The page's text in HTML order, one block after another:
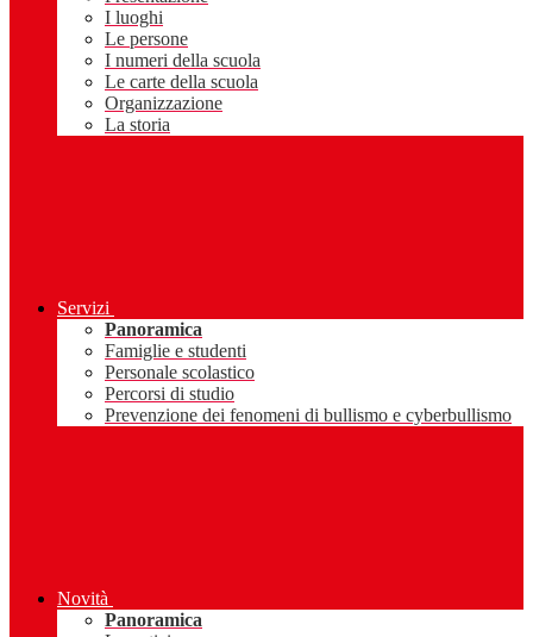
I luoghi
Le persone
I numeri della scuola
Le carte della scuola
Organizzazione
La storia
Servizi
Panoramica
Famiglie e studenti
Personale scolastico
Percorsi di studio
Prevenzione dei fenomeni di bullismo e cyberbullismo
Novità
Panoramica